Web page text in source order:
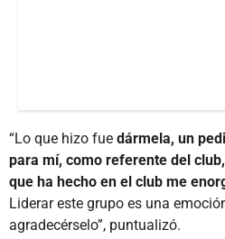
“Lo que hizo fue dármela, un
para mí, como referente del
que ha hecho en el club me
Liderar este grupo es una
agradecérselo”, puntualizó.